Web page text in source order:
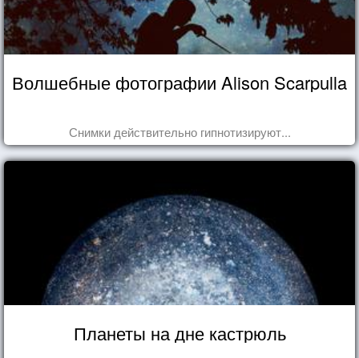
Волшебные фотографии Alison Scarpulla
Снимки действительно гипнотизируют...
Планеты на дне кастрюль